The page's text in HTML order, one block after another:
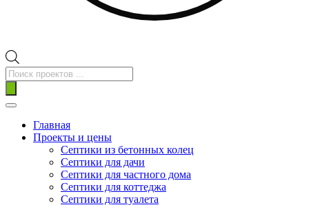
Поиск
товаров
Главная
Проекты и цены
Септики из бетонных колец
Септики для дачи
Септики для частного дома
Септики для коттеджа
Септики для туалета